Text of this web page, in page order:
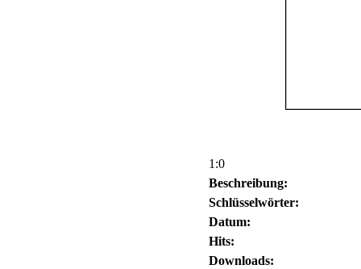
1:0
Beschreibung:
Schlüsselwörter:
Datum:
Hits:
Downloads: